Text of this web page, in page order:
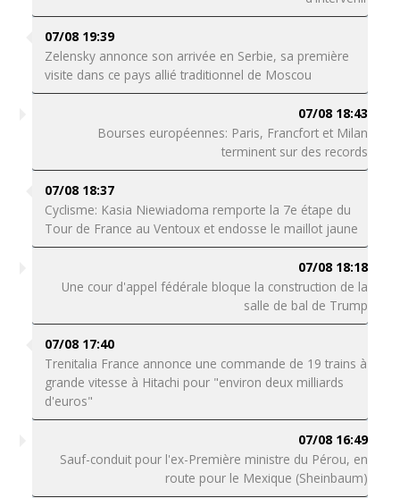
07/08 19:39
Zelensky annonce son arrivée en Serbie, sa première
visite dans ce pays allié traditionnel de Moscou
07/08 18:43
Bourses européennes: Paris, Francfort et Milan
terminent sur des records
07/08 18:37
Cyclisme: Kasia Niewiadoma remporte la 7e étape du
Tour de France au Ventoux et endosse le maillot jaune
07/08 18:18
Une cour d'appel fédérale bloque la construction de la
salle de bal de Trump
07/08 17:40
Trenitalia France annonce une commande de 19 trains à
grande vitesse à Hitachi pour "environ deux milliards
d'euros"
07/08 16:49
Sauf-conduit pour l'ex-Première ministre du Pérou, en
route pour le Mexique (Sheinbaum)